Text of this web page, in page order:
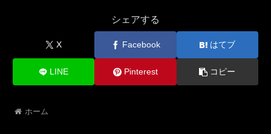
シェアする
X Facebook はてブ
LINE Pinterest コピー
ホーム